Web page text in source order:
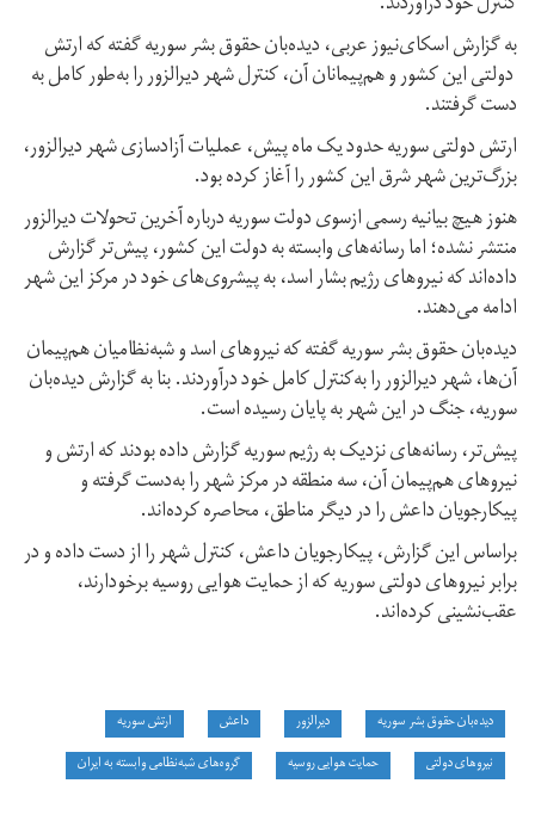
به گزارش اسکای‌نیوز عربی، دیده‌بان حقوق بشر سوریه گفته که ارتش
دولتی این کشور و هم‌پیمانان آن، کنترل شهر دیرالزور را به‌طور کامل به
دست گرفتند.
ارتش دولتی سوریه حدود یک ماه پیش، عملیات آزادسازی شهر دیرالزور،
بزرگ‌ترین شهر شرق این کشور را آغاز کرده بود.
هنوز هیچ بیانیه‌ رسمی ازسوی دولت سوریه درباره آخرین تحولات دیرالزور
منتشر نشده؛ اما رسانه‌های وابسته به دولت این کشور، پیش‌تر گزارش
داده‌اند که نیروهای رژیم بشار اسد، به پیشروی‌های خود در مرکز این شهر
ادامه می‌دهند.
دیده‌بان حقوق بشر سوریه گفته که نیروهای اسد و شبه‌نظامیان هم‌پیمان
آن‌ها، شهر دیرالزور را به‌کنترل کامل خود درآوردند. بنا به گزارش دیده‌بان
سوریه، جنگ در این شهر به پایان رسیده است.
پیش‌تر، رسانه‌های نزدیک به رژیم سوریه گزارش داده بودند که ارتش و
نیروهای هم‌پیمان آن، سه منطقه در مرکز شهر را به‌دست گرفته‌ و
پیکارجویان داعش را در دیگر مناطق، محاصره کرده‌اند.
براساس این گزارش، پیکارجویان داعش، کنترل شهر را از دست داده و در
برابر نیروهای دولتی سوریه که از حمایت هوایی روسیه برخودارند،
عقب‌نشینی کرده‌اند.
دیده‌بان حقوق بشر سوریه دیرالزور داعش
ارتش سوریه
نیروهای دولتی
حمایت هوایی روسیه گروه‌های شبه‌نظامی وابسته به ایران